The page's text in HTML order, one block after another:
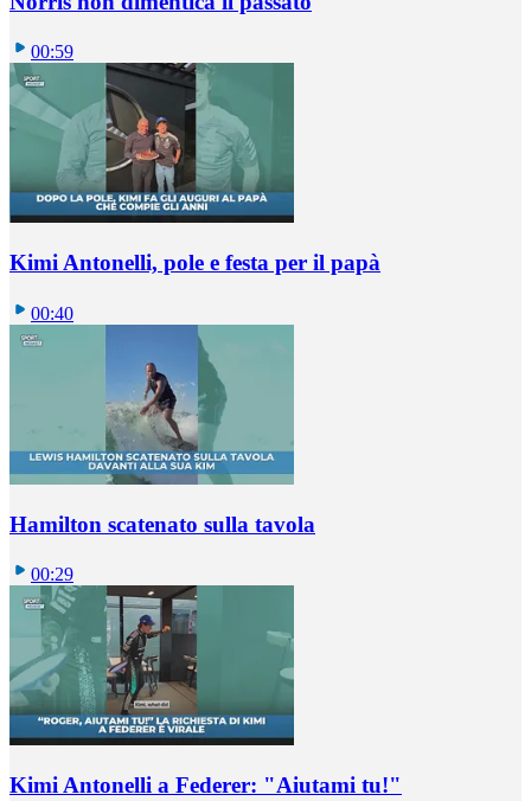
00:59
Kimi Antonelli, pole e festa per il papà
00:40
Hamilton scatenato sulla tavola
00:29
Kimi Antonelli a Federer: "Aiutami tu!"